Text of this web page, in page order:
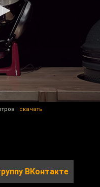
| скачать
ВКонтакте